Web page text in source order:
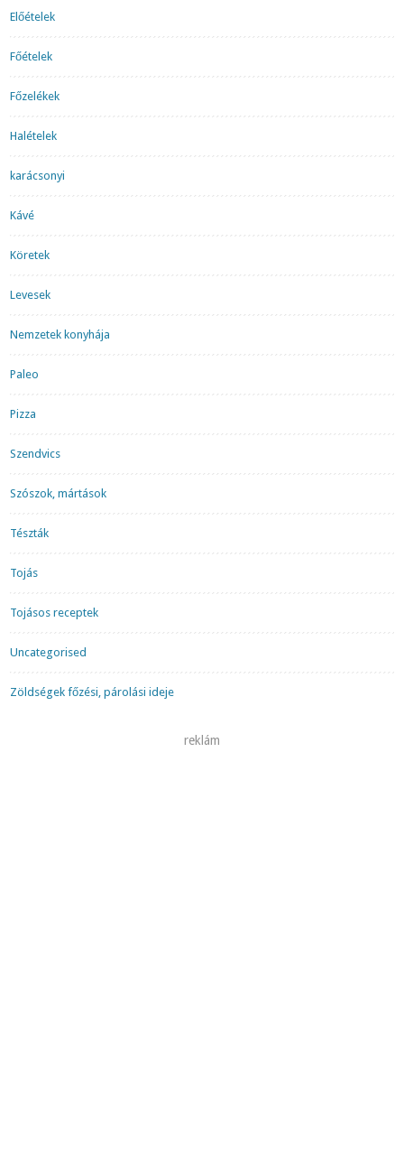
Előételek
Főételek
Főzelékek
Halételek
karácsonyi
Kávé
Köretek
Levesek
Nemzetek konyhája
Paleo
Pizza
Szendvics
Szószok, mártások
Tészták
Tojás
Tojásos receptek
Uncategorised
Zöldségek főzési, párolási ideje
reklám